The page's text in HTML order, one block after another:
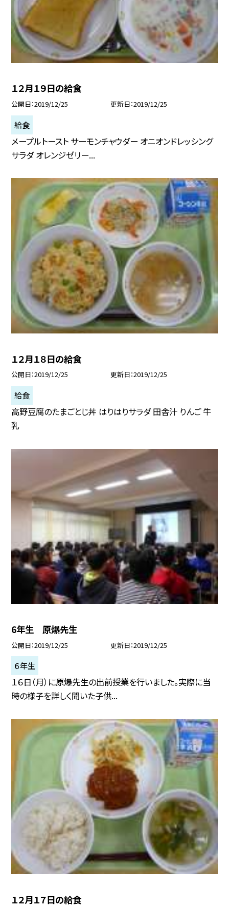
１２月１９日の給食
公開日 2019/12/25 更新日 2019/12/25
給食
メープルトースト サーモンチャウダー オニオンドレッシング
サラダ オレンジゼリー...
１２月１８日の給食
公開日 2019/12/25 更新日 2019/12/25
給食
高野豆腐のたまごとじ丼 はりはりサラダ 田舎汁 りんご 牛
乳
6年生 原爆先生
公開日 2019/12/25 更新日 2019/12/25
６年生
１６日（月）に原爆先生の出前授業を行いました。実際に当
時の様子を詳しく聞いた子供...
１２月１７日の給食